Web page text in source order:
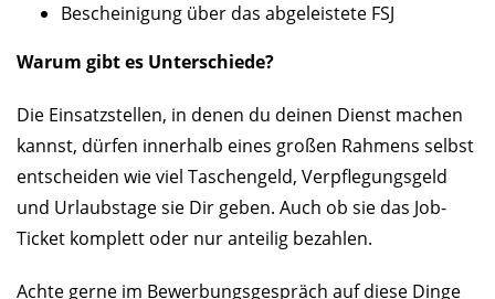
Bescheinigung über das abgeleistete FSJ
Warum gibt es Unterschiede?
Die Einsatzstellen, in denen du deinen Dienst machen
kannst, dürfen innerhalb eines großen Rahmens selbst
entscheiden wie viel Taschengeld, Verpflegungsgeld
und Urlaubstage sie Dir geben. Auch ob sie das Job-
Ticket komplett oder nur anteilig bezahlen.
Achte gerne im Bewerbungsgespräch auf diese Dinge